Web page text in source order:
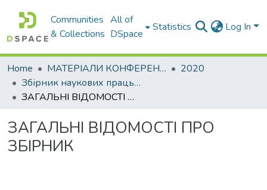
Communities
& Collections
All of
DSpace
Statistics Log In
Home МАТЕРІАЛИ КОНФЕРЕНЦІЙ
2020
Збірник наукових праць 82-ї міжнародної студентської наукової конференції. Секція Мости, конструкції та будівельна механіка
ЗАГАЛЬНІ ВІДОМОСТІ ПРО ЗБІРНИК
ЗАГАЛЬНІ ВІДОМОСТІ ПРО
ЗБІРНИК